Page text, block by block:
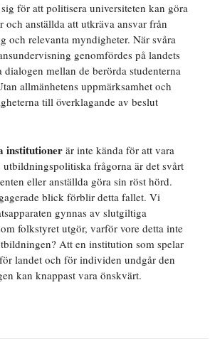
för att politisera universiteten kan göra
och anställda att utkräva ansvar från
och relevanta myndigheter. När svåra
genomfördes på landets
dialogen mellan de berörda studenterna
allmänhetens uppmärksamhet och
till överklagande av beslut
institutioner är inte kända för att vara
frågorna är det svårt
eller anställda göra sin röst hörd.
blick förblir detta fallet. Vi
gynnas av slutgiltiga
folkstyret utgör, varför vore detta inte
Att en institution som spelar
landet och för individen undgår den
kan knappast vara önskvärt.